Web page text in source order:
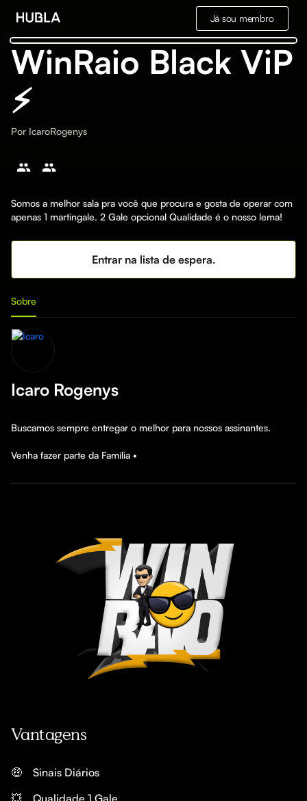
Já sou membro
WinRaio Black ViP
⚡️
Por IcaroRogenys
Somos a melhor sala pra você que procura e gosta de operar com
apenas 1 martingale. 2 Gale opcional Qualidade é o nosso lema!
Entrar na lista de espera.
Sobre
Icaro Rogenys
Buscamos sempre entregar o melhor para nossos assinantes.
Venha fazer parte da Família •
Vantagens
🤑
Sinais Diários
💥
Qualidade 1 Gale